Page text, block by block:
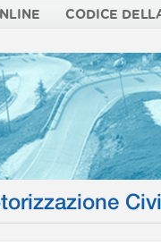
CODICE